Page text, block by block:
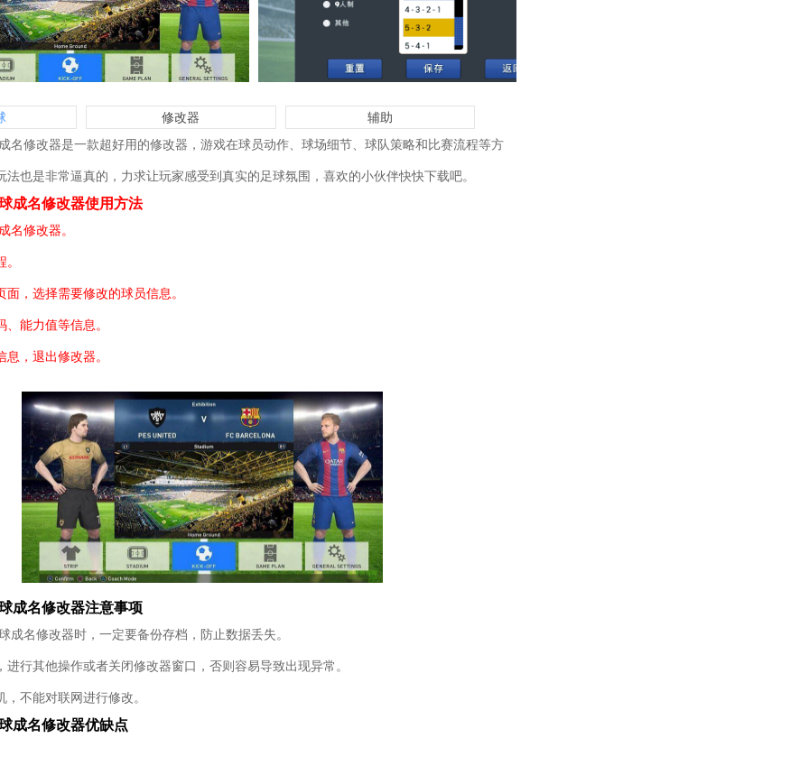
修改器
辅助
名修改器是一款超好用的修改器，游戏在球员动作、球场细节、球队策略和比赛流程等方
法也是非常逼真的，力求让玩家感受到真实的足球氛围，喜欢的小伙伴快快下载吧。
成名修改器使用方法
名修改器。
，选择需要修改的球员信息。
能力值等信息。
，退出修改器。
成名修改器注意事项
成名修改器时，一定要备份存档，防止数据丢失。
进行其他操作或者关闭修改器窗口，否则容易导致出现异常。
不能对联网进行修改。
成名修改器优缺点